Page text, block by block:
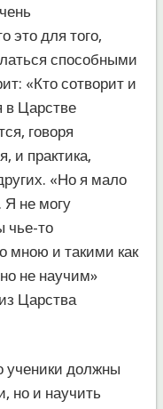
это для того,
способными
«Кто сотворит и
в Царстве
говоря
и практика,
«Но я мало
Я не могу
чье-то
мною и такими как
не научим»
Царства
ученики должны
но и научить